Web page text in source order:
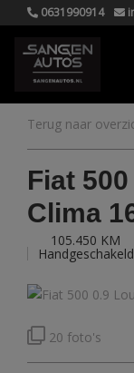
0631990914
Terug naar
Fiat
Clima
105.450 KM
Handgeschakeld
20 foto's